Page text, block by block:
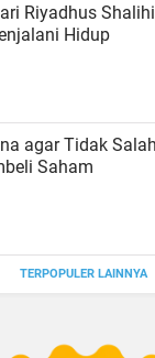
Riyadhus
Hidup
agar Tidak Salah
Saham
TERPOPULER LAINNYA